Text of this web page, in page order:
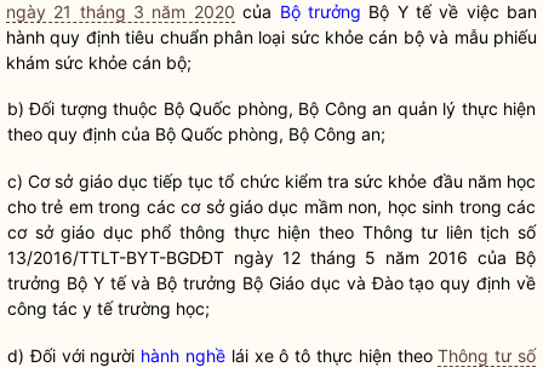
ngày 21 tháng 3 năm 2020 của Bộ trưởng Bộ Y tế về việc ban
hành quy định tiêu chuẩn phân loại sức khỏe cán bộ và mẫu phiếu
khám sức khỏe cán bộ;
b) Đối tượng thuộc Bộ Quốc phòng, Bộ Công an quản lý thực hiện
theo quy định của Bộ Quốc phòng, Bộ Công an;
c) Cơ sở giáo dục tiếp tục tổ chức kiểm tra sức khỏe đầu năm học
cho trẻ em trong các cơ sở giáo dục mầm non, học sinh trong các
cơ sở giáo dục phổ thông thực hiện theo Thông tư liên tịch số
13/2016/TTLT-BYT-BGDĐT ngày 12 tháng 5 năm 2016 của Bộ
trưởng Bộ Y tế và Bộ trưởng Bộ Giáo dục và Đào tạo quy định về
công tác y tế trường học;
d) Đối với người hành nghề lái xe ô tô thực hiện theoThông tư số